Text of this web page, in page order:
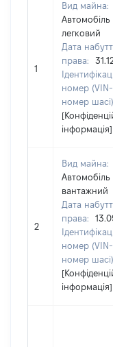
1
Вид майна:
Автомобіль
легковий
Дата
права:
номер (VIN-
номер
інформація]
2
Вид майна:
Автомобіль
вантажний
Дата
права:
номер (VIN-
номер
інформація]